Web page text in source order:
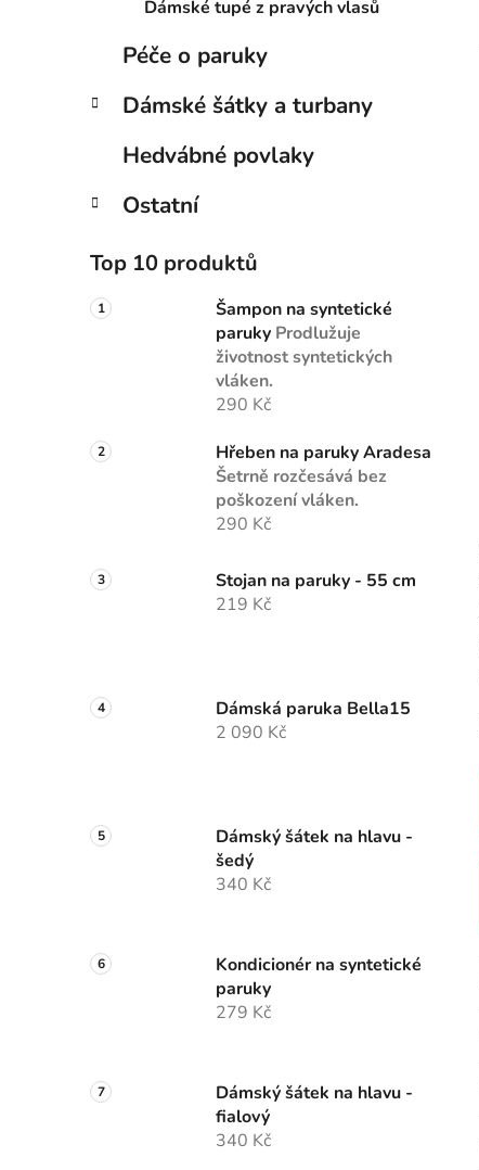
Dámské tupé z pravých vlasů
Péče o paruky
Dámské šátky a turbany
Hedvábné povlaky
Ostatní
Top 10 produktů
Šampon na syntetické
paruky Prodlužuje
životnost syntetických
vláken.
290 Kč
Hřeben na paruky Aradesa
Šetrně rozčesává bez
poškození vláken.
290 Kč
Stojan na paruky - 55 cm
219 Kč
Dámská paruka Bella15
2 090 Kč
Dámský šátek na hlavu -
šedý
340 Kč
Kondicionér na syntetické
paruky
279 Kč
Dámský šátek na hlavu -
fialový
340 Kč